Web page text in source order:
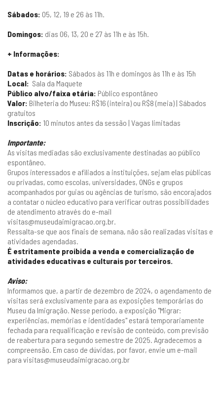
Sábados: 05, 12, 19 e 26 às 11h.
Domingos: dias 06, 13, 20 e 27 às 11h e às 15h.
+ Informações:
Datas e horários: Sábados às 11h e domingos às 11h e às 15h
Local: Sala da Maquete
Público alvo/faixa etária: Público espontâneo
Valor: Bilheteria do Museu: R$16 (inteira) ou R$8 (meia) | Sábados
gratuitos
Inscrição: 10 minutos antes da sessão | Vagas limitadas
Importante:
As visitas mediadas são exclusivamente destinadas ao público
espontâneo.
Grupos interessados e afiliados a instituições, sejam elas públicas
ou privadas, como escolas, universidades, ONGs e grupos
acompanhados por guias ou agências de turismo, são encorajados
a contatar o núcleo educativo para verificar outras possibilidades
de atendimento através do e-mail
visitas@museudaimigracao.org.br.
Ressalta-se que aos finais de semana, não são realizadas visitas e
atividades agendadas.
É estritamente proibida a venda e comercialização de
atividades educativas e culturais por terceiros.
Aviso:
Informamos que, a partir de dezembro de 2024, o agendamento de
visitas será exclusivamente para as exposições temporárias do
Museu da Imigração. Nesse período, a exposição "Migrar:
experiências, memórias e identidades" estará temporariamente
fechada para requalificação e revisão de conteúdo, com previsão
de reabertura para segundo semestre de 2025. Agradecemos a
compreensão. Em caso de dúvidas, por favor, envie um e-mail
para visitas@museudaimigracao.org.br